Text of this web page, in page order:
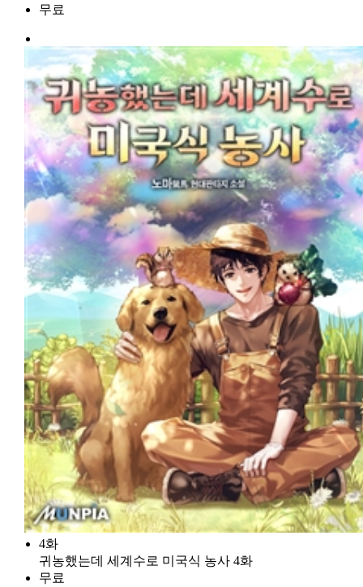
무료
4화
귀농했는데 세계수로 미국식 농사 4화
무료